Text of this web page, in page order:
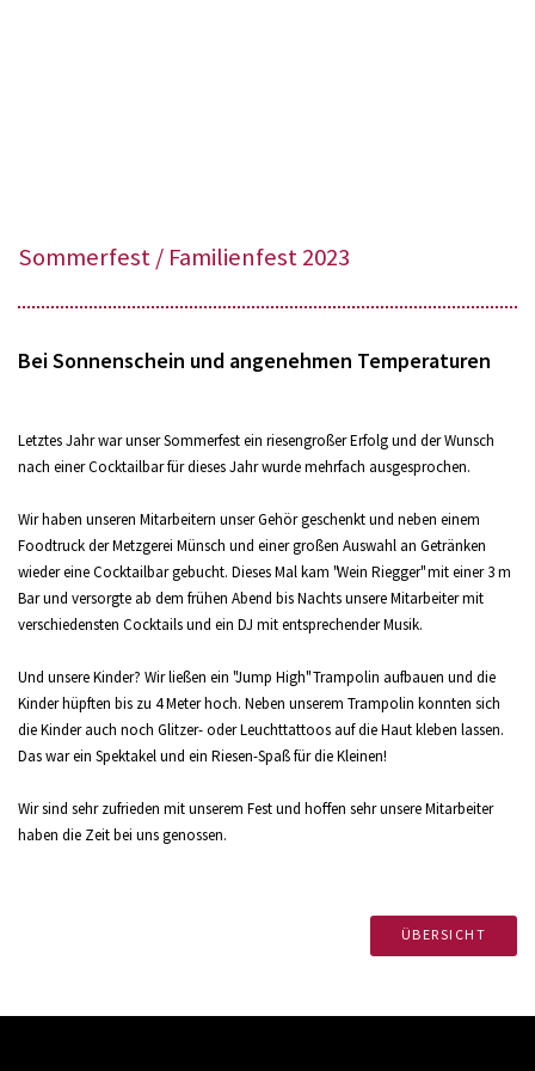
Sommerfest / Familienfest 2023
Bei Sonnenschein und angenehmen Temperaturen
Letztes Jahr war unser Sommerfest ein riesengroßer Erfolg und der Wunsch
nach einer Cocktailbar für dieses Jahr wurde mehrfach ausgesprochen.
Wir haben unseren Mitarbeitern unser Gehör geschenkt und neben einem
Foodtruck der Metzgerei Münsch und einer großen Auswahl an Getränken
wieder eine Cocktailbar gebucht. Dieses Mal kam "Wein Riegger" mit einer 3 m
Bar und versorgte ab dem frühen Abend bis Nachts unsere Mitarbeiter mit
verschiedensten Cocktails und ein DJ mit entsprechender Musik.
Und unsere Kinder? Wir ließen ein "Jump High" Trampolin aufbauen und die
Kinder hüpften bis zu 4 Meter hoch. Neben unserem Trampolin konnten sich
die Kinder auch noch Glitzer- oder Leuchttattoos auf die Haut kleben lassen.
Das war ein Spektakel und ein Riesen-Spaß für die Kleinen!
Wir sind sehr zufrieden mit unserem Fest und hoffen sehr unsere Mitarbeiter
haben die Zeit bei uns genossen.
ÜBERSICHT